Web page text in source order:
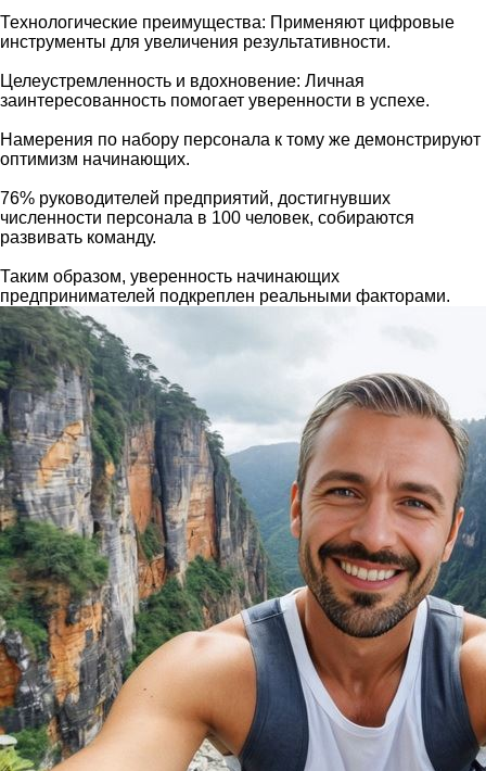
Технологические преимущества: Применяют цифровые
инструменты для увеличения результативности.
Целеустремленность и вдохновение: Личная
заинтересованность помогает уверенности в успехе.
Намерения по набору персонала к тому же демонстрируют
оптимизм начинающих.
76% руководителей предприятий, достигнувших
численности персонала в 100 человек, собираются
развивать команду.
Таким образом, уверенность начинающих
предпринимателей подкреплен реальными факторами.